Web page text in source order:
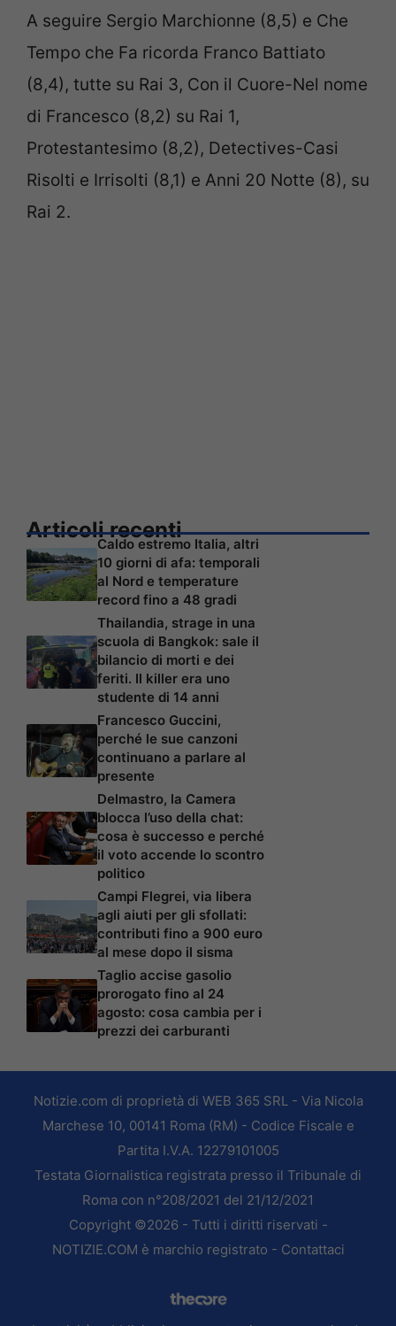
A seguire Sergio Marchionne (8,5) e Che
Tempo che Fa ricorda Franco Battiato
(8,4), tutte su Rai 3, Con il Cuore-Nel nome
di Francesco (8,2) su Rai 1,
Protestantesimo (8,2), Detectives-Casi
Risolti e Irrisolti (8,1) e Anni 20 Notte (8), su
Rai 2.
Articoli recenti
Caldo estremo Italia, altri
10 giorni di afa: temporali
al Nord e temperature
record fino a 48 gradi
Thailandia, strage in una
scuola di Bangkok: sale il
bilancio di morti e dei
feriti. Il killer era uno
studente di 14 anni
Francesco Guccini,
perché le sue canzoni
continuano a parlare al
presente
Delmastro, la Camera
blocca l’uso della chat:
cosa è successo e perché
il voto accende lo scontro
politico
Campi Flegrei, via libera
agli aiuti per gli sfollati:
contributi fino a 900 euro
al mese dopo il sisma
Taglio accise gasolio
prorogato fino al 24
agosto: cosa cambia per i
prezzi dei carburanti
Notizie.com di proprietà di WEB 365 SRL - Via Nicola
Marchese 10, 00141 Roma (RM) - Codice Fiscale e
Partita I.V.A. 12279101005
Testata Giornalistica registrata presso il Tribunale di
Roma con n°208/2021 del 21/12/2021
Copyright ©2026 - Tutti i diritti riservati -
NOTIZIE.COM è marchio registrato - Contattaci